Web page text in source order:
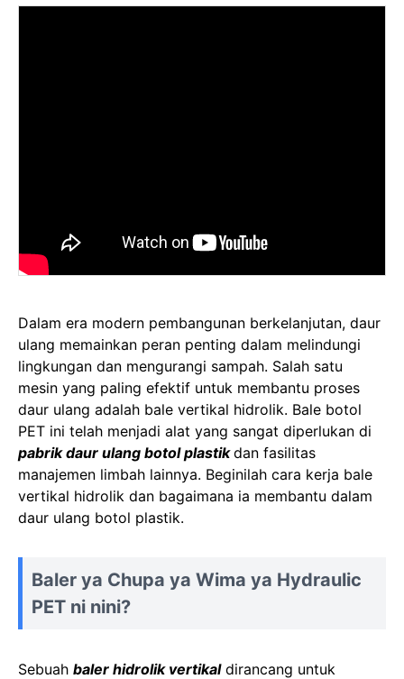
Dalam era modern pembangunan berkelanjutan, daur
ulang memainkan peran penting dalam melindungi
lingkungan dan mengurangi sampah. Salah satu
mesin yang paling efektif untuk membantu proses
daur ulang adalah bale vertikal hidrolik. Bale botol
PET ini telah menjadi alat yang sangat diperlukan di
pabrik daur ulang botol plastikdan fasilitas
manajemen limbah lainnya. Beginilah cara kerja bale
vertikal hidrolik dan bagaimana ia membantu dalam
daur ulang botol plastik.
Baler ya Chupa ya Wima ya Hydraulic
PET ni nini?
Sebuah baler hidrolik vertikaldirancang untuk